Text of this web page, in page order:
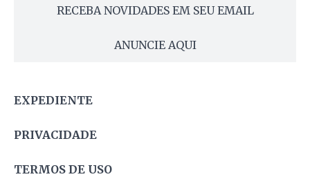
RECEBA NOVIDADES EM SEU EMAIL
ANUNCIE AQUI
EXPEDIENTE
PRIVACIDADE
TERMOS DE USO